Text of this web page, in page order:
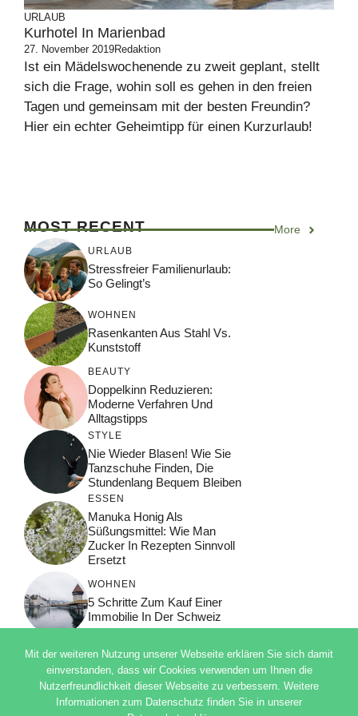
URLAUB
Kurhotel In Marienbad
27. November 2019Redaktion
Ist ein Mädelswochenende zu zweit geplant, stellt
sich die Frage, wohin soll es gehen in den freien
Tagen und gemeinsam mit der besten Freundin?
Hier ein echter Geheimtipp für einen Kurzurlaub!
MOST RECENT More
URLAUB
Stressfreier Familienurlaub:
So Gelingt’s
WOHNEN
Rasenkanten Aus Stahl Vs.
Kunststoff
BEAUTY
Doppelkinn Reduzieren:
Moderne Verfahren Und
Alltagstipps
STYLE
Nie Wieder Blasen! Wie Sie
Tanzschuhe Finden, Die
Stundenlang Bequem Bleiben
ESSEN
Manuka Honig Als
Süßungsmittel: Wie Man
Zucker In Rezepten Sinnvoll
Ersetzt
WOHNEN
5 Schritte Zum Kauf Einer
Immobilie In Der Schweiz
© 2026 ADSIMPLE
DATENSCHUTZERKLÄRUNG
Mit der weiteren Nutzung unserer Webseite erklären Sie sich damit
einverstanden, dass wir Cookies verwenden um Ihnen die
Nutzerfreundlichkeit dieser Webseite zu verbessern. Weitere
Informationen zum Datenschutz finden Sie in unserer